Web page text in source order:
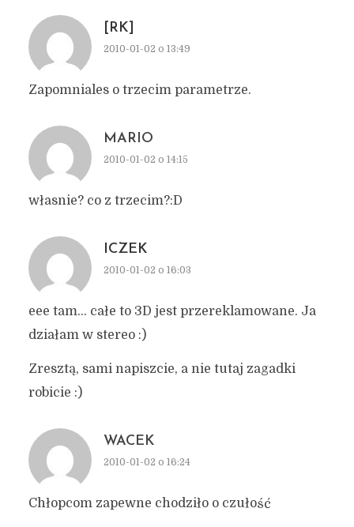
[RK]
2010-01-02 o 13:49
Zapomniales o trzecim parametrze.
MARIO
2010-01-02 o 14:15
własnie? co z trzecim?:D
ICZEK
2010-01-02 o 16:03
eee tam… całe to 3D jest przereklamowane. Ja
działam w stereo :)
Zresztą, sami napiszcie, a nie tutaj zagadki
robicie :)
WACEK
2010-01-02 o 16:24
Chłopcom zapewne chodziło o czułość